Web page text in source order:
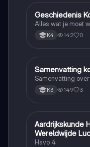
Geschiedenis
Geschiedenis
Alles wat je moet
K4 142 0
Geschiedenis
Samenvatting
Samenvatting
K3 149 3
Aardrijkskunde
Aardrijkskunde
Wereldwijde
Havo 4